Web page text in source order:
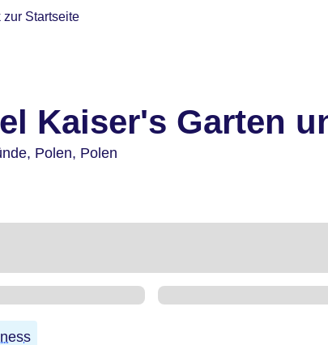
zur Startseite
Kaiser's Garten
Polen, Polen